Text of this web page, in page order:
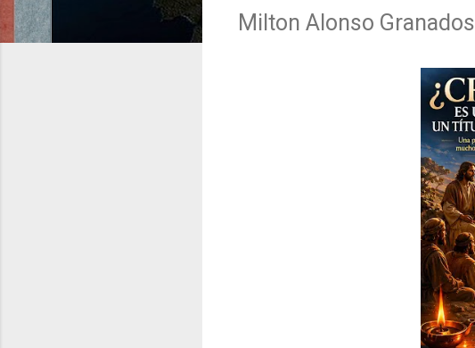
Milton Alonso Granados